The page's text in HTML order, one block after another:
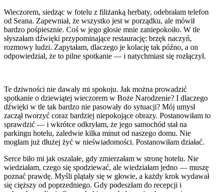
Wieczorem, siedząc w fotelu z filiżanką herbaty, odebrałam telefon
od Seana. Zapewniał, że wszystko jest w porządku, ale mówił
bardzo pośpiesznie. Coś w jego głosie mnie zaniepokoiło. W tle
słyszałam dźwięki przypominające restaurację: brzęk naczyń,
rozmowy ludzi. Zapytałam, dlaczego je kolację tak późno, a on
odpowiedział, że to pilne spotkanie — i natychmiast się rozłączył.
Te dziwności nie dawały mi spokoju. Jak można prowadzić
spotkanie o dziewiątej wieczorem w Boże Narodzenie? I dlaczego
dźwięki w tle tak bardzo nie pasowały do sytuacji? Mój umysł
zaczął tworzyć coraz bardziej niepokojące obrazy. Postanowiłam to
sprawdzić — i wkrótce odkryłam, że jego samochód stał na
parkingu hotelu, zaledwie kilka minut od naszego domu. Nie
mogłam już dłużej żyć w nieświadomości. Postanowiłam działać.
Serce biło mi jak oszalałe, gdy zmierzałam w stronę hotelu. Nie
wiedziałam, czego się spodziewać, ale wiedziałam jedno — muszę
poznać prawdę. Myśli plątały się w głowie, a każdy krok wydawał
się cięższy od poprzedniego. Gdy podeszłam do recepcji i